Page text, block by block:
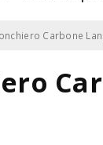
Carbone